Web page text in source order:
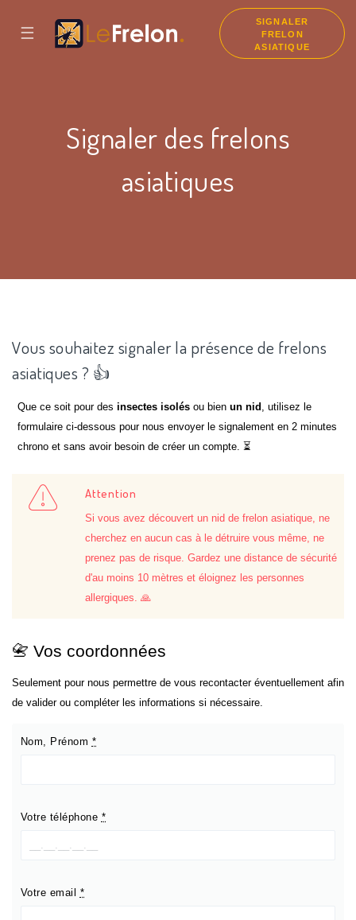
☰
SIGNALER
FRELON
ASIATIQUE
Signaler des frelons
asiatiques
Vous souhaitez signaler la présence de frelons
asiatiques ? 👍
Que ce soit pour desinsectes isolés ou bienun nid , utilisez le
formulaire ci-dessous pour nous envoyer le signalement en 2 minutes
chrono et sans avoir besoin de créer un compte. ⏳
Attention
Si vous avez découvert un nid de frelon asiatique, ne
cherchez en aucun cas à le détruire vous même, ne
prenez pas de risque. Gardez une distance de sécurité
d'au moins 10 mètres et éloignez les personnes
allergiques. 🙏
📇 Vos coordonnées
Seulement pour nous permettre de vous recontacter éventuellement afin
de valider ou compléter les informations si nécessaire.
Nom, Prénom *
Votre téléphone *
Votre email *